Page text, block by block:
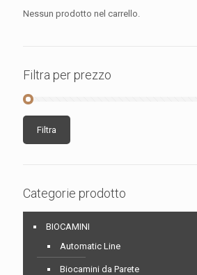
Nessun prodotto nel carrello.
Filtra per prezzo
Prezzo
Prezzo
MaxFiltra
Categorie prodotto
BIOCAMINI
Automatic Line
Biocamini da Parete